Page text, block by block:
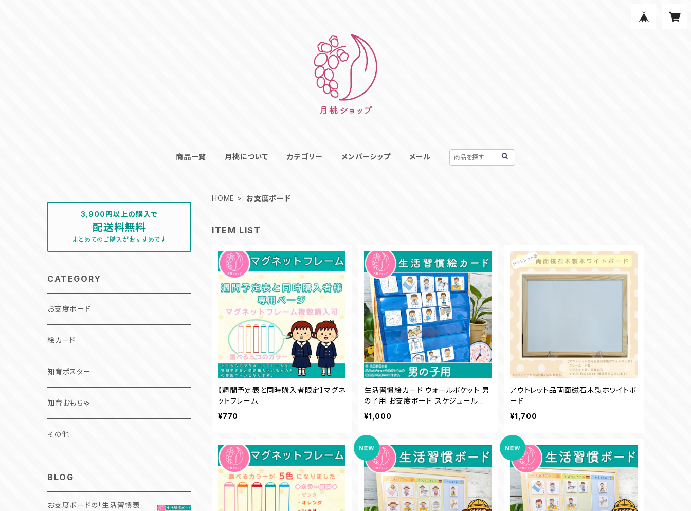
商品一覧 月桃について カテゴリー メンバーシップ メール
HOME お支度ボード
ITEM LIST
【週間予定表と同時購入者限定】マグネ
ットフレーム
¥770
生活習慣絵カード ウォールポケット 男
の子用 お支度ボード スケジュール表
絵カード 視覚支援 保育教材 幼稚園
¥1,000
アウトレット品両面磁石木製ホワイトボ
ード
¥1,700
3,900円以上の購入で
配送料無料
まとめてのご購入がおすすめです
CATEGORY
お支度ボード
絵カード
知育ポスター
知育おもちゃ
その他
BLOG
お支度ボードの「生活習慣表」